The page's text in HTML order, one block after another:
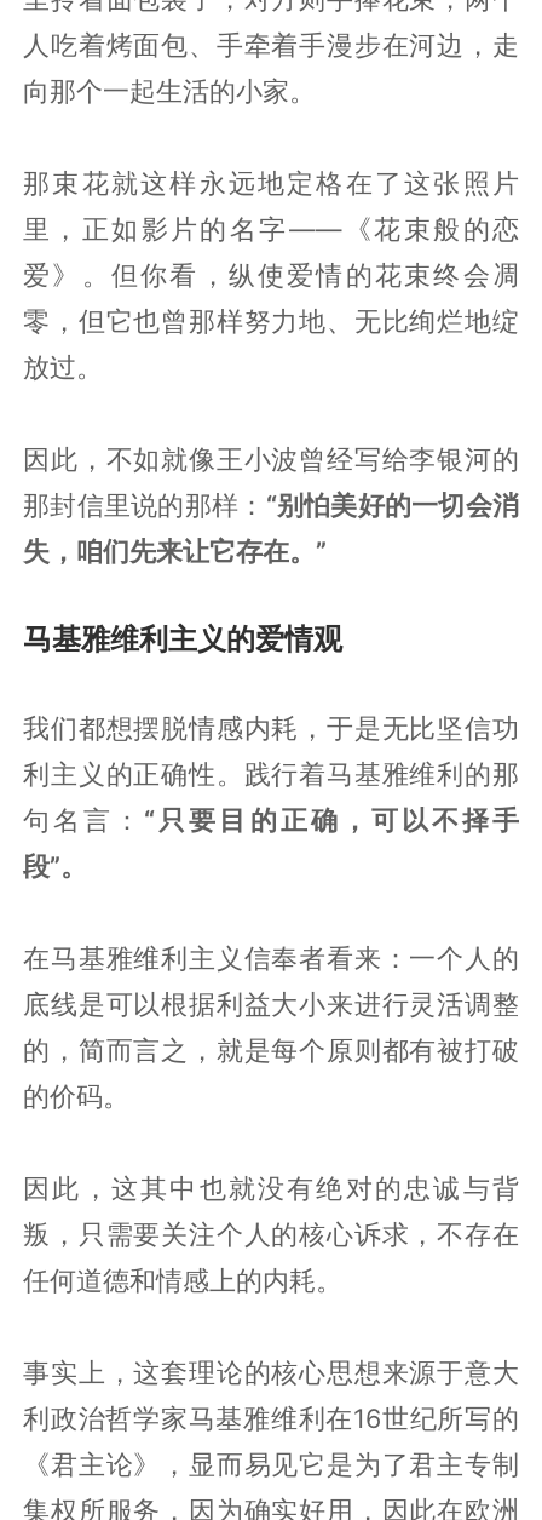
人吃着烤面包、手牵着手漫步在河边，走
向那个一起生活的小家。
那束花就这样永远地定格在了这张照片
里，正如影片的名字——《花束般的恋
爱》。但你看，纵使爱情的花束终会凋
零，但它也曾那样努力地、无比绚烂地绽
放过。
因此，不如就像王小波曾经写给李银河的
那封信里说的那样： “别怕美好的一切会消
失，咱们先来让它存在。”
马基雅维利主义的爱情观‍‍‍‍‍‍
我们都想摆脱情感内耗，于是无比坚信功
利主义的正确性。践行着马基雅维利的那
句名言： “只要目的正确，可以不择手
段”。
在马基雅维利主义信奉者看来：一个人的
底线是可以根据利益大小来进行灵活调整
的，简而言之，就是每个原则都有被打破
的价码。‍‍‍‍‍‍‍‍‍‍
因此，这其中也就没有绝对的忠诚与背
叛，只需要关注个人的核心诉求，不存在
任何道德和情感上的内耗。
事实上，这套理论的核心思想来源于意大
利政治哲学家马基雅维利在16世纪所写的
《君主论》，显而易见它是为了君主专制
集权所服务，因为确实好用，因此在欧洲